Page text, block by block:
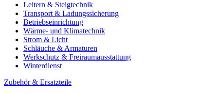
Leitern & Steigtechnik
Transport & Ladungssicherung
Betriebseinrichtung
Wärme- und Klimatechnik
Strom & Licht
Schläuche & Armaturen
Werkschutz & Freiraumausstattung
Winterdienst
Zubehör & Ersatzteile